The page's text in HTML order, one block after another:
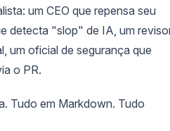
um CEO que repensa seu
detecta "slop" de IA, um
um oficial de segurança que
o PR.
Tudo em Markdown. Tudo